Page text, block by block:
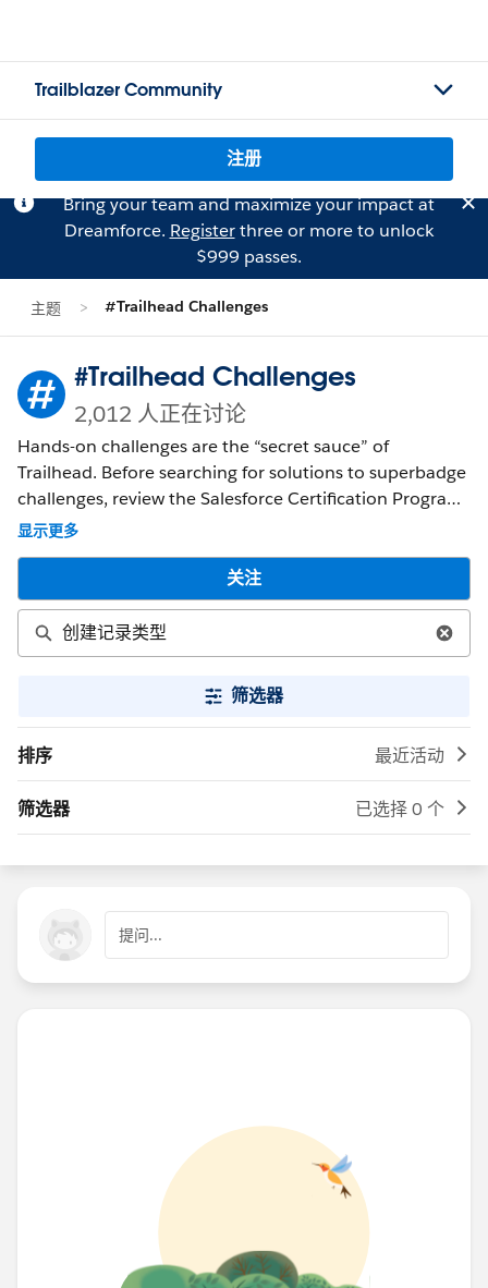
Trailblazer Community
注册
Bring your team and maximize your impact at
Dreamforce. Registerthree or more to unlock
$999 passes.
主题 #Trailhead Challenges
#Trailhead Challenges
2,012 人正在讨论
Hands-on challenges are the “secret sauce” of
Trailhead. Before searching for solutions to superbadge
challenges, review the Salesforce Certification Program
Agreement and Policies. ** NOTE ** : If you were able to
the 'Best Answer' to help other Trailblazers. If the issue
persists after 48 hours, create a Trailhead Help case at
https://help.salesforce.com/s/support for further
assistance.
显示更多
关注
筛选器
排序 最近活动
筛选器 已选择 0 个
提问...